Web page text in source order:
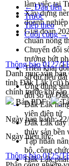
làm việc tại
Xây dựng
doanh nghiệp
Giai đoạn
chuẩn nông
Chuyển đổi
trưởng bứt
Triển khai
sở dữ liệu đất
Ứng dụng
đổi số tại
Đắk Lắk
viên điện tử
Đắk Lắk đẩy
thủy sản bền
Tập huấn
bộ, công
Đắk Lắk
← Đầu tiên
Trước
Tiếp theo
Cuối cùng →
Thông báo 0127/
Danh mục vân
tỉnh Đắk Lắk (cũ)
chính trước khi
Bản PDF
Ngày ban hành:
Ngày hiệu lực:
Thông báo 0125/